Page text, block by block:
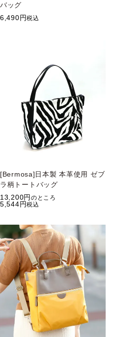
バッグ
6,490
税込
[Bermosa]日本製 本革使用 ゼブ
ラ柄トートバッグ
13,200
のところ
5,544 税込